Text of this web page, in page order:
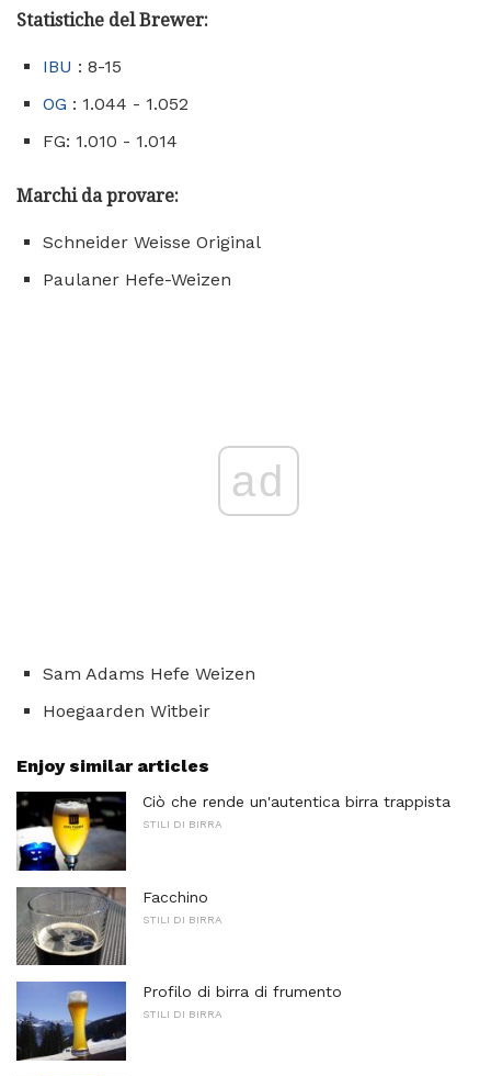
Statistiche del Brewer:
IBU : 8-15
OG : 1.044 - 1.052
FG: 1.010 - 1.014
Marchi da provare:
Schneider Weisse Original
Paulaner Hefe-Weizen
ad
Sam Adams Hefe Weizen
Hoegaarden Witbeir
Enjoy similar articles
Ciò che rende un'autentica birra trappista
STILI DI BIRRA
Facchino
STILI DI BIRRA
Profilo di birra di frumento
STILI DI BIRRA